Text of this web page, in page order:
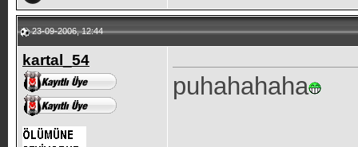
23-09-2006, 12:44
kartal_54
puhahahaha